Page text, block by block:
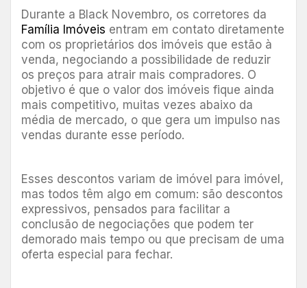
Durante a Black Novembro, os corretores da
Família Imóveis entram em contato diretamente
com os proprietários dos imóveis que estão à
venda, negociando a possibilidade de reduzir
os preços para atrair mais compradores. O
objetivo é que o valor dos imóveis fique ainda
mais competitivo, muitas vezes abaixo da
média de mercado, o que gera um impulso nas
vendas durante esse período.
Esses descontos variam de imóvel para imóvel,
mas todos têm algo em comum: são descontos
expressivos, pensados para facilitar a
conclusão de negociações que podem ter
demorado mais tempo ou que precisam de uma
oferta especial para fechar.